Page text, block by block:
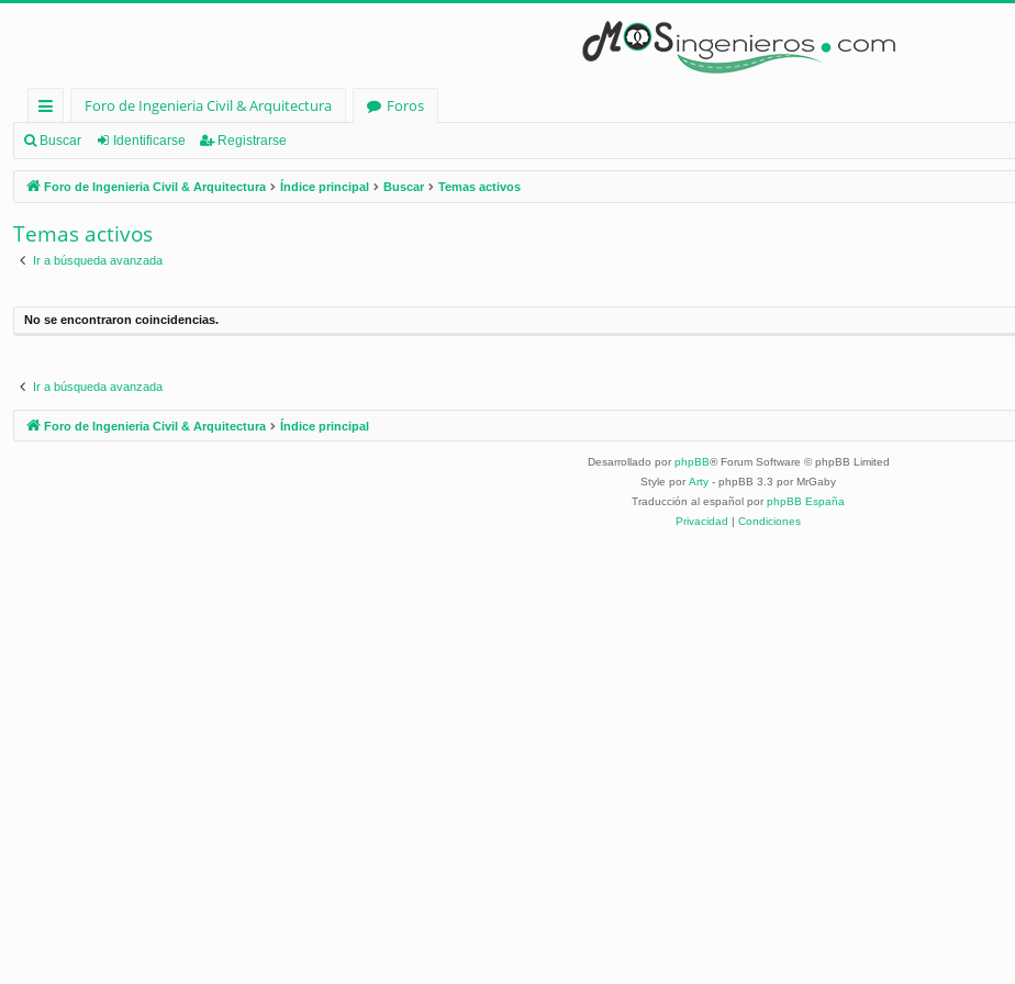
nl
ac
es
rá
d
Foro de Ingenieria Civil & Arquitectura
Foros
Buscar Identificarse Registrarse
Foro de Ingenieria Civil & Arquitectura Índice principal Buscar Temas activos
Temas activos
Ir a búsqueda avanzada
No se encontraron coincidencias.
Ir a búsqueda avanzada
Foro de Ingenieria Civil & Arquitectura Índice principal
Desarrollado por phpBB® Forum Software © phpBB Limited
Style por Arty - phpBB 3.3 por MrGaby
Traducción al español por phpBB España
Privacidad
Condiciones